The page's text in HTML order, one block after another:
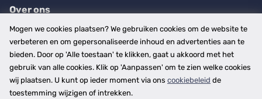
Over ons
Bedrijfsgegevens
Werkwijze
Overzichten
Plaatsen
Provincies
Mogen we cookies plaatsen? We gebruiken cookies om de website te
verbeteren en om gepersonaliseerde inhoud en advertenties aan te
bieden. Door op 'Alle toestaan' te klikken, gaat u akkoord met het
gebruik van alle cookies. Klik op 'Aanpassen' om te zien welke cookies
wij plaatsen. U kunt op ieder moment via ons cookiebeleid de
toestemming wijzigen of intrekken.